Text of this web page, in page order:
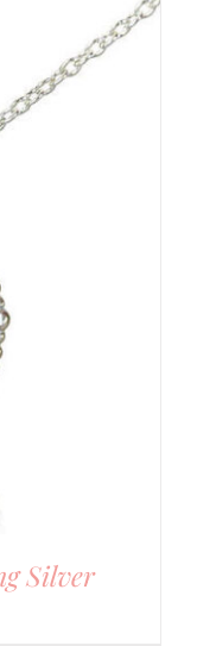
Silver